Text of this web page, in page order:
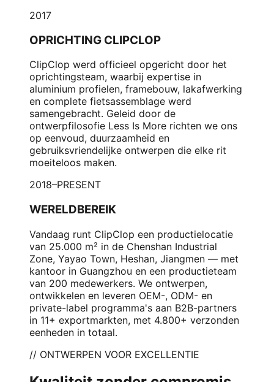
2017
OPRICHTING CLIPCLOP
ClipClop werd officieel opgericht door het
oprichtingsteam, waarbij expertise in
aluminium profielen, framebouw, lakafwerking
en complete fietsassemblage werd
samengebracht. Geleid door de
ontwerpfilosofie Less Is More richten we ons
op eenvoud, duurzaamheid en
gebruiksvriendelijke ontwerpen die elke rit
moeiteloos maken.
2018–PRESENT
WERELDBEREIK
Vandaag runt ClipClop een productielocatie
van 25.000 m² in de Chenshan Industrial
Zone, Yayao Town, Heshan, Jiangmen — met
kantoor in Guangzhou en een productieteam
van 200 medewerkers. We ontwerpen,
ontwikkelen en leveren OEM-, ODM- en
private-label programma's aan B2B-partners
in 11+ exportmarkten, met 4.800+ verzonden
eenheden in totaal.
// ONTWERPEN VOOR EXCELLENTIE